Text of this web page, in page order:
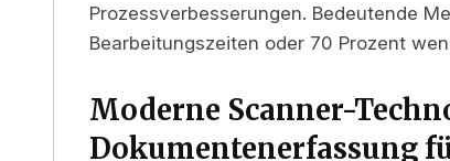
Prozessverbesserungen. Bedeutende
Bearbeitungszeiten oder 70 Prozent
Moderne Scanner-
Dokumentenerfassung